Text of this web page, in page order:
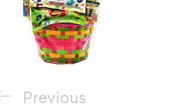
Previous